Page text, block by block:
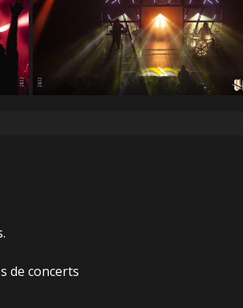
de concerts